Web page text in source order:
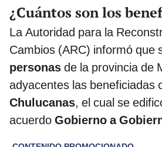
¿Cuántos son los
La Autoridad para la
Cambios (ARC) informó que
personas de la provincia de
adyacentes las beneficiadas
Chulucanas, el cual se
acuerdo Gobierno a